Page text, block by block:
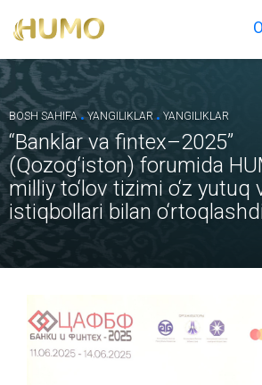
BOSH SAHIFA . YANGILIKLAR . YANGILIKLAR
“Banklar va fintex–2025”
(Qozog‘iston) forumida
milliy to‘lov tizimi o‘z yutuq
istiqbollari bilan